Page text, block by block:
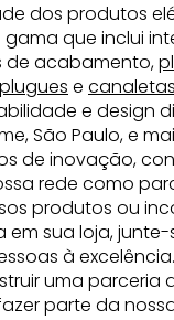
dos produtos
que inclui
de acabamento,
plugues e canaletas
e design
São Paulo, e
de inovação,
rede como
produtos ou
sua loja,
à
uma parceria
parte da